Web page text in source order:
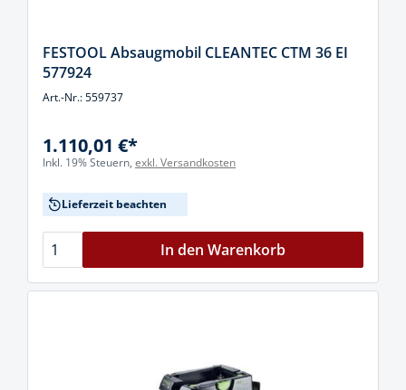
FESTOOL Absaugmobil CLEANTEC CTM 36 EI
577924
Art.-Nr.: 559737
1.110,01 €*
Inkl. 19% Steuern, exkl. Versandkosten
Lieferzeit beachten
In den Warenkorb